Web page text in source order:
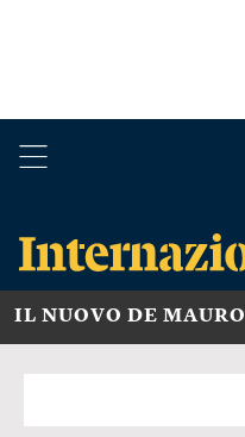
IL NUOVO DE MAURO